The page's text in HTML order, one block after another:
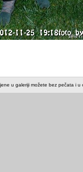
u galeriji možete bez pečata i